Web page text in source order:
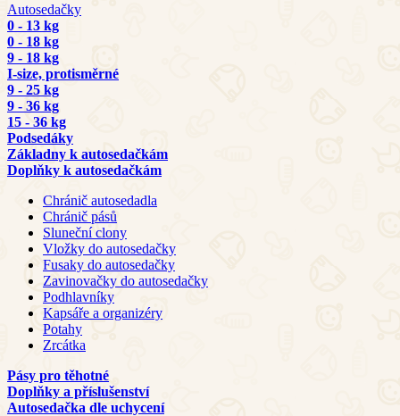
Autosedačky
0 - 13 kg
0 - 18 kg
9 - 18 kg
I-size, protisměrné
9 - 25 kg
9 - 36 kg
15 - 36 kg
Podsedáky
Základny k autosedačkám
Doplňky k autosedačkám
Chránič autosedadla
Chránič pásů
Sluneční clony
Vložky do autosedačky
Fusaky do autosedačky
Zavinovačky do autosedačky
Podhlavníky
Kapsáře a organizéry
Potahy
Zrcátka
Pásy pro těhotné
Doplňky a příslušenství
Autosedačka dle uchycení